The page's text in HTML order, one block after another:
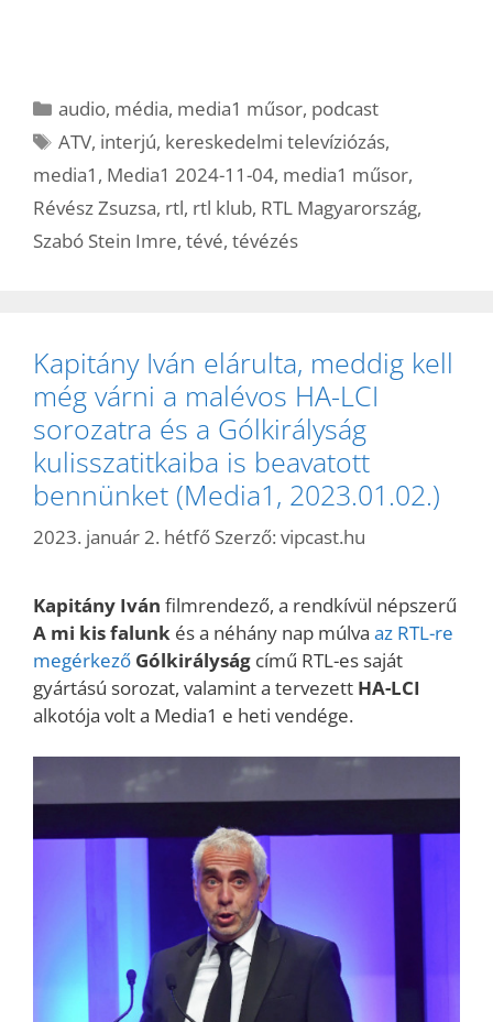
Kategória
audio, média, media1 műsor, podcast
Címkék
ATV, interjú, kereskedelmi televíziózás,
media1 , Media1 2024-11-04, media1 műsor,
Révész Zsuzsa, rtl, rtl klub, RTL Magyarország,
Szabó Stein Imre, tévé, tévézés
Kapitány Iván elárulta, meddig kell
még várni a malévos HA-LCI
sorozatra és a Gólkirályság
kulisszatitkaiba is beavatott
bennünket (Media1, 2023.01.02.)
2023. január 2. hétfő Szerző: vipcast.hu
Kapitány Iván filmrendező, a rendkívül népszerű
A mi kis falunk és a néhány nap múlva az RTL-re
megérkező Gólkirályság című RTL-es saját
gyártású sorozat, valamint a tervezett HA-LCI
alkotója volt a Media1 e heti vendége.